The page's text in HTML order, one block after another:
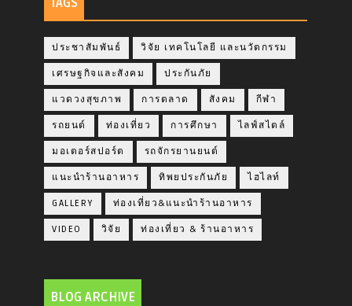
ประชาสัมพันธ์ วิจัย เทคโนโลยี และนวัตกรรม
เศรษฐกิจและสังคม ประกันภัย
แวดวงสุขภาพ การตลาด สังคม กีฬา
รถยนต์ ท่องเที่ยว การศึกษา ไลฟ์สไตล์
มอเตอร์สปอร์ต รถจักรยานยนต์
แนะนำร้านอาหาร ทิพยประกันภัย ไฮไลท์
GALLERY ท่องเที่ยว&แนะนำร้านอาหาร
VIDEO วิจัย ท่องเที่ยว & ร้านอาหาร
BLOG ARCHIVE